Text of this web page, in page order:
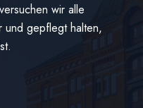
wir alle
und gepflegt halten,